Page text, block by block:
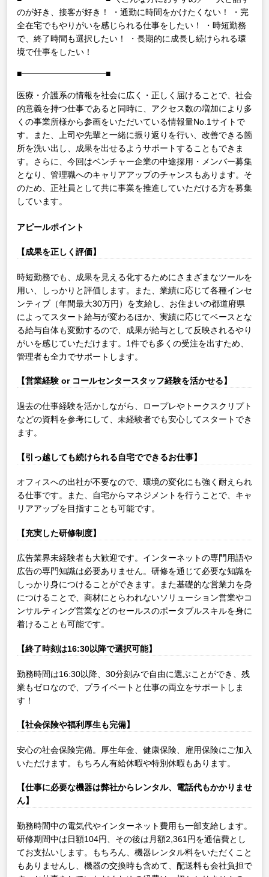
のが好き、接客が好き！
・通勤に時間をかけたくない！
・完
全在宅でもやりがいを感じられる仕事をしたい！
・時短勤務
で、終了時間も選択したい！
・長期的に成長し続けられる環
境で仕事をしたい！
■━━━━━━━━━━■
医療・介護系の情報を社会に広く・正しく届けることで、社会
的意義を持つ仕事であると同時に、アクセス数の増加により多
くの事業所様から参画をいただいている情報量No.1サイトで
す。また、上司や先輩と一緒に振り返りを行い、改善できる箇
所を洗い出し、成果を出せるようサポートすることもできま
す。さらに、今回はベンチャー企業の中途採用・メンバー募集
となり、管理職へのキャリアアップのチャンスもあります。そ
のため、正社員として共に事業を推進していただける方を募集
しています。
アピールポイント
【成果を正しく評価】
時短勤務でも、成果を見える化するためにさまざまなツールを
用い、しっかりと評価します。また、業績に応じて各種インセ
ンティブ（年間最大30万円）を支給し、お住まいの都道府県
によってスタート給与が変わるほか、実績に応じてベースとな
る給与自体も変動するので、成果が給与として反映されるやり
がいを感じていただけます。1件でも多くの受注を出すため、
管理者も全力でサポートします。
【営業経験 or コールセンタースタッフ経験を活かせる】
過去の仕事経験を活かしながら、ロープレやトークスクリプト
などの資料を参考にして、未経験者でも安心してスタートでき
ます。
【引っ越しても続けられる自宅でできるお仕事】
オフィスへの出社が不要なので、環境の変化にも強く耐えられ
る仕事です。また、自宅からマネジメントを行うことで、キャ
リアアップを目指すことも可能です。
【充実した研修制度】
広告業界未経験者も大歓迎です。インターネットの専門用語や
広告の専門知識は必要ありません。研修を通じて必要な知識を
しっかり身につけることができます。また基礎的な営業力を身
につけることで、商材にとらわれないソリューション営業やコ
ンサルティング営業などのセールスのポータブルスキルを身に
着けることも可能です。
【終了時刻は16:30以降で選択可能】
勤務時間は16:30以降、30分刻みで自由に選ぶことができ、残
業もゼロなので、プライベートと仕事の両立をサポートしま
す！
【社会保険や福利厚生も完備】
安心の社会保険完備。厚生年金、健康保険、雇用保険にご加入
いただけます。もちろん有給休暇や特別休暇もあります。
【仕事に必要な機器は弊社からレンタル、電話代もかかりませ
ん】
勤務時間中の電気代やインターネット費用も一部支給します。
研修期間中は日額104円、その後は月額2,361円を通信費とし
てお支払いします。もちろん、機器レンタル料をいただくこと
もありませんし、機器の交換時も含めて、配送料も会社負担で